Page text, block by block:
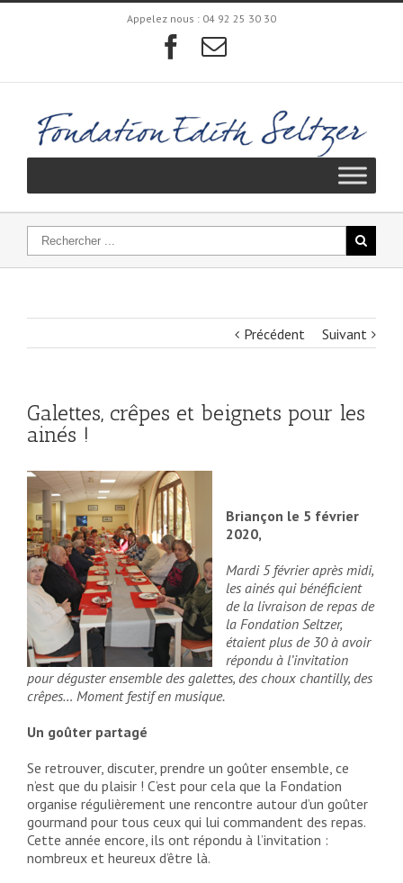
Appelez nous : 04 92 25 30 30
Précédent Suivant
Galettes, crêpes et beignets pour les
ainés !
Briançon le 5 février
2020,
Mardi 5 février après midi,
les ainés qui bénéficient
de la livraison de repas de
la Fondation Seltzer,
étaient plus de 30 à avoir
répondu à l’invitation
pour déguster ensemble des galettes, des choux chantilly, des
crêpes… Moment festif en musique.
Un goûter partagé
Se retrouver, discuter, prendre un goûter ensemble, ce
n’est que du plaisir ! C’est pour cela que la Fondation
organise régulièrement une rencontre autour d’un goûter
gourmand pour tous ceux qui lui commandent des repas.
Cette année encore, ils ont répondu à l’invitation :
nombreux et heureux d’être là.